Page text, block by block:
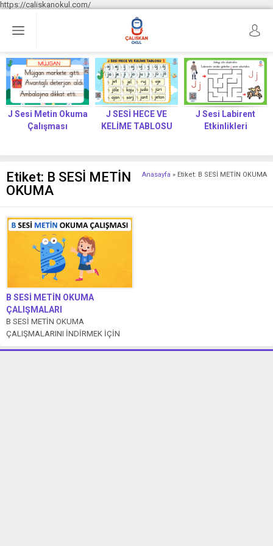
https://caliskanokul.com/
J Sesi Metin Okuma
Çalışması
J SESİ HECE VE
KELİME TABLOSU
J Sesi Labirent
Etkinlikleri
Anasayfa » Etiket: B SESİ METİN OKUMA
Etiket: B SESİ METİN
OKUMA
B SESİ METİN OKUMA
ÇALIŞMALARI
B SESİ METİN OKUMA
ÇALIŞMALARINI İNDİRMEK İÇİN
TIKLAYIN: BALIK Bora büyük oltayı